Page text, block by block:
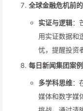
全球金融危机前
实证与逻辑：
用实证数据和
忧，提醒投资
每日新闻集团案例
多学科思维：
媒体和数字媒